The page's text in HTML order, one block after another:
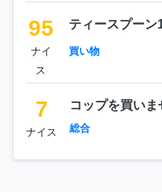
95
ナイ
ス
ティースプーン
買い物
7
ナイス
コップを買いま
総合